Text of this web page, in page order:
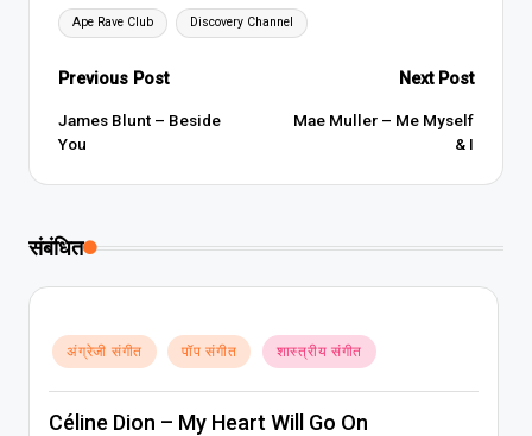
Tags:
Ape Rave Club Discovery Channel
Post
navigation
Previous Post
James Blunt – Beside
You
Next Post
Mae Muller – Me Myself
& I
संबंधित
Posted
in
अंग्रेजी संगीत पॉप संगीत शास्त्रीय संगीत
Céline Dion – My Heart Will Go On